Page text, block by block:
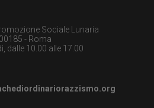
Sociale Lunaria
- Roma
dalle 10.00 alle 17.00